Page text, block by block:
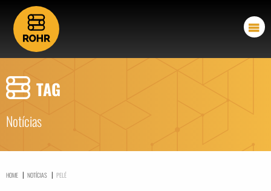
TAG
Notícias
HOME | NOTÍCIAS | PELÉ